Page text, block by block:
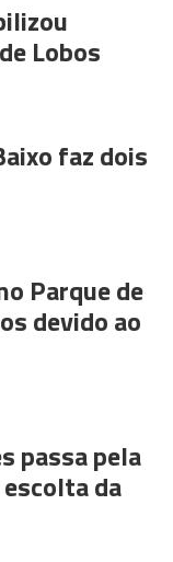
Lobos
faz dois
Parque de
devido ao
passa pela
da